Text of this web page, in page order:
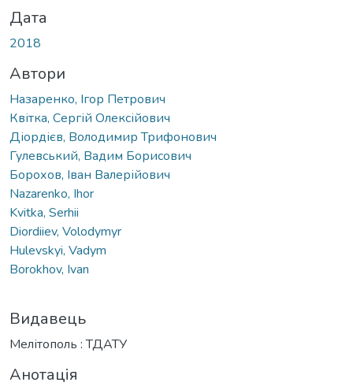
Дата
2018
Автори
Назаренко, Ігор Петрович
Квітка, Сергій Олексійович
Діордієв, Володимир Трифонович
Гулевський, Вадим Борисович
Борохов, Іван Валерійович
Nazarenko, Ihor
Kvitka, Serhii
Diordiiev, Volodymyr
Hulevskyi, Vadym
Borokhov, Ivan
Видавець
Мелітополь : ТДАТУ
Анотація